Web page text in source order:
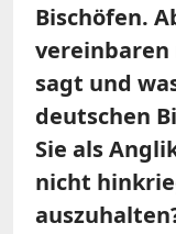
Bischöfen.
vereinbaren
sagt und
deutschen
Sie als
nicht